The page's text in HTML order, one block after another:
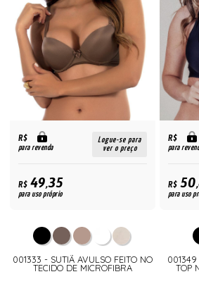
R$
para revenda
Logue-se para
ver o preço
R$49,35
para uso próprio
001333 - SUTIÃ AVULSO FEITO NO
TECIDO DE MICROFIBRA
R$
para
R$
para uso
001349
TOP